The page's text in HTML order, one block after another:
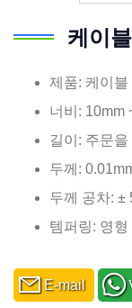
케이
제품: 케이블
너비: 10mm
길이: 주문을
두께:
두께 공차: ±
템퍼링: 영형
E-mail